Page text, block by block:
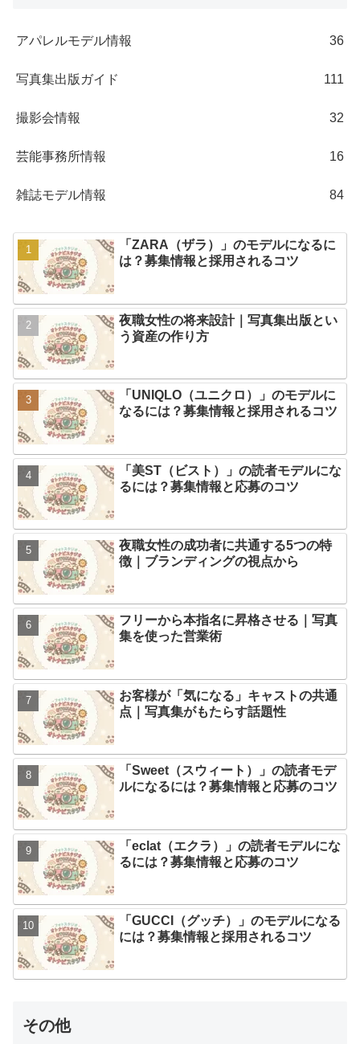
アパレルモデル情報 36
写真集出版ガイド 111
撮影会情報 32
芸能事務所情報 16
雑誌モデル情報 84
「ZARA（ザラ）」のモデルになるに
は？募集情報と採用されるコツ
夜職女性の将来設計｜写真集出版とい
う資産の作り方
「UNIQLO（ユニクロ）」のモデルに
なるには？募集情報と採用されるコツ
「美ST（ビスト）」の読者モデルにな
るには？募集情報と応募のコツ
夜職女性の成功者に共通する5つの特
徴｜ブランディングの視点から
フリーから本指名に昇格させる｜写真
集を使った営業術
お客様が「気になる」キャストの共通
点｜写真集がもたらす話題性
「Sweet（スウィート）」の読者モデ
ルになるには？募集情報と応募のコツ
「eclat（エクラ）」の読者モデルにな
るには？募集情報と応募のコツ
「GUCCI（グッチ）」のモデルになる
には？募集情報と採用されるコツ
その他